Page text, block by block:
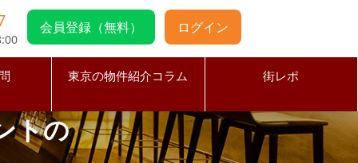
会員登録（無料） ログイン
東京の物件紹介コラム 街レポ
トの